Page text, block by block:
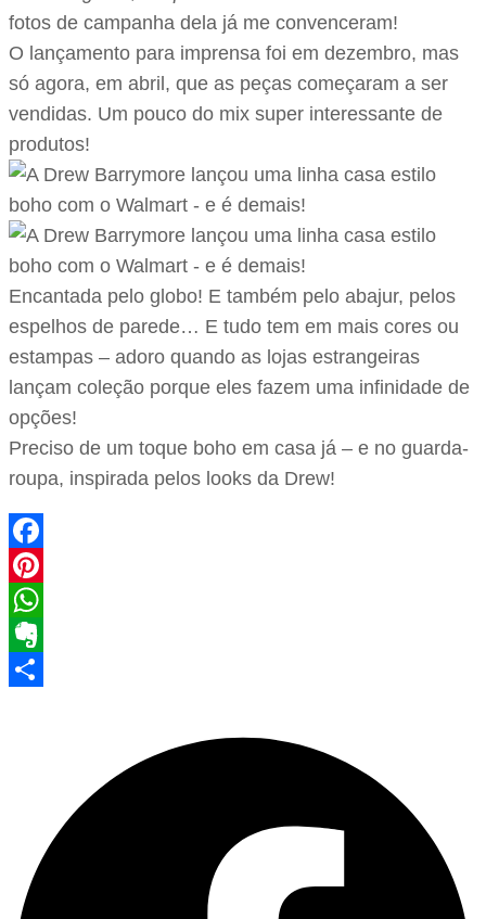
fotos de campanha dela já me convenceram!
O lançamento para imprensa foi em dezembro, mas
só agora, em abril, que as peças começaram a ser
vendidas. Um pouco do mix super interessante de
produtos!
Encantada pelo globo! E também pelo abajur, pelos
espelhos de parede… E tudo tem em mais cores ou
estampas – adoro quando as lojas estrangeiras
lançam coleção porque eles fazem uma infinidade de
opções!
Preciso de um toque boho em casa já – e no guarda-
roupa, inspirada pelos looks da Drew!
Facebook
Pinterest
WhatsApp
Evernote